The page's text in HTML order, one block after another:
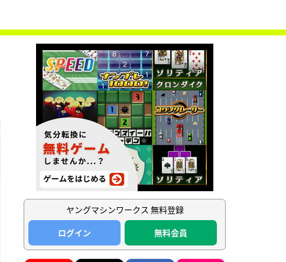
ヤングマシンワークス 無料登録
ログイン
無料会員